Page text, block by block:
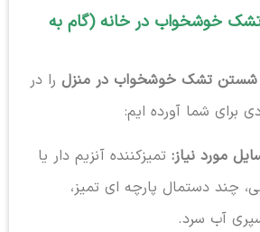
خوشخواب در خانه (گام به
شستن تشک خوشخواب در منزلرا در
مورد نیاز:تمیزکننده آنزیم دار یا
چند دستمال پارچه ای تمیز،
آب سرد.